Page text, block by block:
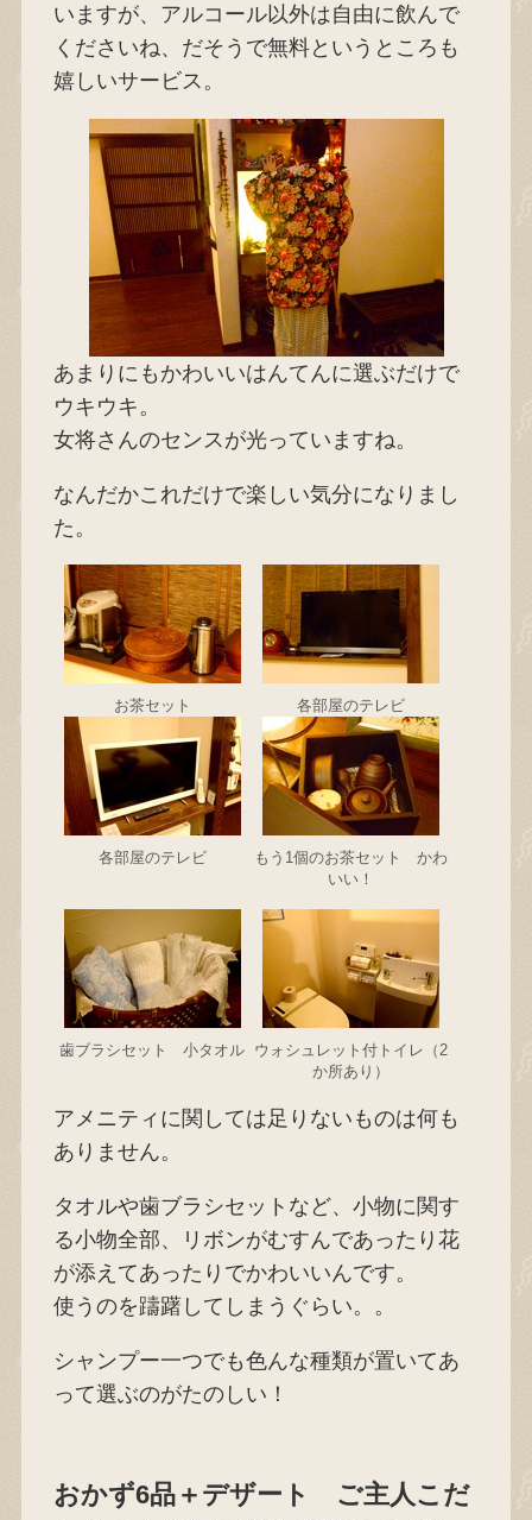
いますが、アルコール以外は自由に飲んで
くださいね、だそうで無料というところも
嬉しいサービス。
あまりにもかわいいはんてんに選ぶだけで
ウキウキ。
女将さんのセンスが光っていますね。
なんだかこれだけで楽しい気分になりまし
た。
お茶セット 各部屋のテレビ
各部屋のテレビ
もう1個のお茶セット かわ
いい！
歯ブラシセット 小タオル ウォシュレット付トイレ（2
か所あり）
アメニティに関しては足りないものは何も
ありません。
タオルや歯ブラシセットなど、小物に関す
る小物全部、リボンがむすんであったり花
が添えてあったりでかわいいんです。
使うのを躊躇してしまうぐらい。。
シャンプー一つでも色んな種類が置いてあ
って選ぶのがたのしい！
おかず6品＋デザート ご主人こだ